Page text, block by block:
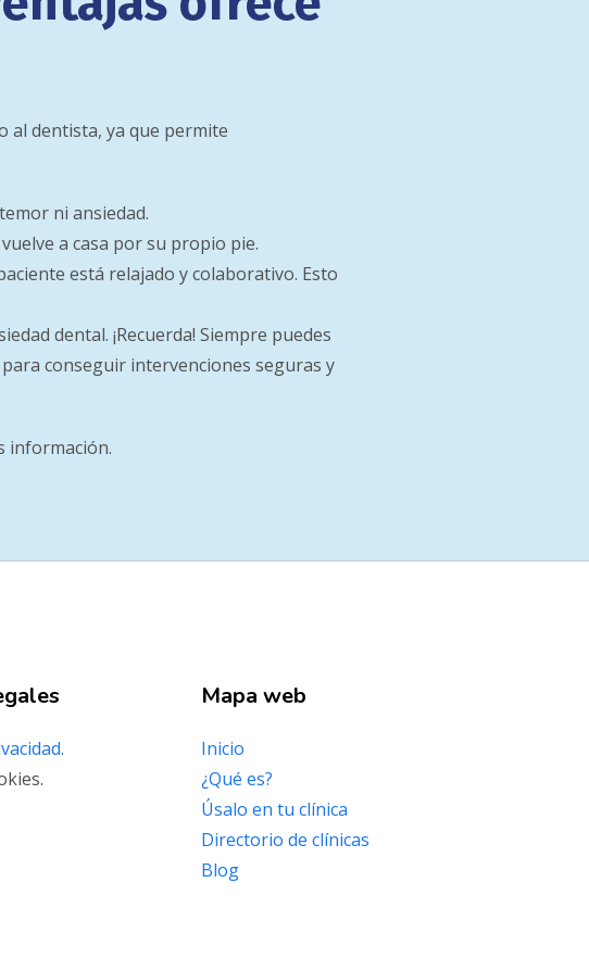
al dentista, ya que permite
ni ansiedad.
a casa por su propio pie.
está relajado y colaborativo. Esto
dental. ¡Recuerda! Siempre puedes
conseguir intervenciones seguras y
información.
Mapa web
Inicio
¿Qué es?
Úsalo en tu clínica
Directorio de clínicas
Blog